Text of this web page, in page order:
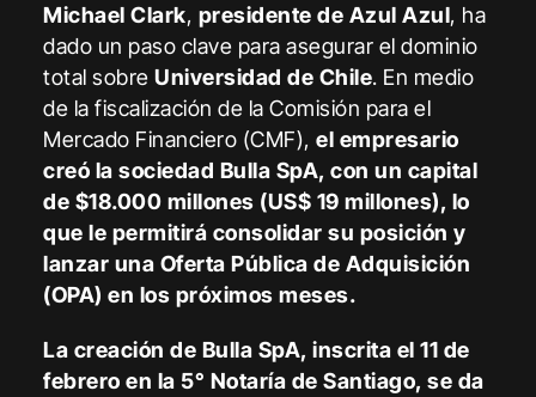
Michael Clark, presidente de Azul Azul, ha
dado un paso clave para asegurar el dominio
total sobreUniversidad de Chile. En medio
de la fiscalización de la Comisión para el
Mercado Financiero (CMF),el empresario
creó la sociedad Bulla SpA, con un capital
de $18.000 millones (US$ 19 millones), lo
que le permitirá consolidar su posición y
lanzar una Oferta Pública de Adquisición
(OPA) en los próximos meses.
La creación de Bulla SpA, inscrita el 11 de
febrero en la 5° Notaría de Santiago, se da